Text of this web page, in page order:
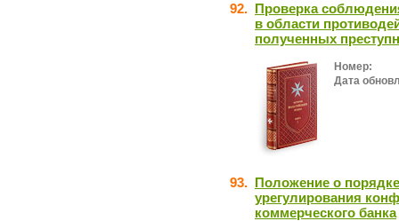
92. Проверка
в области
полученных
Номер:
Дата
93. Положение о
урегулирования
коммерческого банка